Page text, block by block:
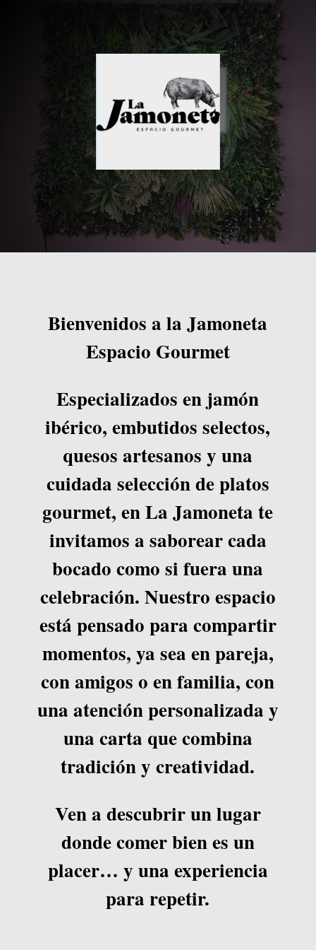
Bienvenidos a la Jamoneta
Espacio Gourmet
Especializados en jamón
ibérico, embutidos selectos,
quesos artesanos y una
cuidada selección de platos
gourmet, en La Jamoneta te
invitamos a saborear cada
bocado como si fuera una
celebración. Nuestro espacio
está pensado para compartir
momentos, ya sea en pareja,
con amigos o en familia, con
una atención personalizada y
una carta que combina
tradición y creatividad.
Ven a descubrir un lugar
donde comer bien es un
placer… y una experiencia
para repetir.